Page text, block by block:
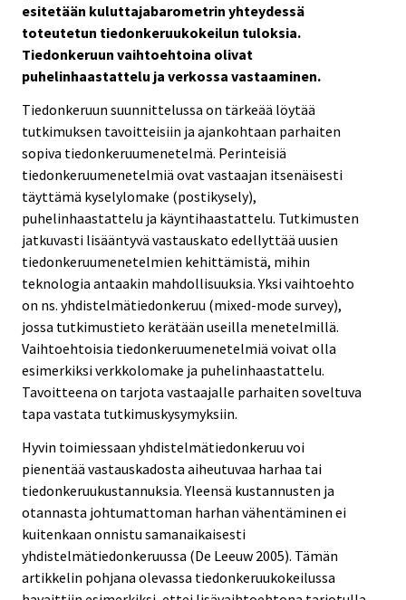
esitetään kuluttajabarometrin yhteydessä
toteutetun tiedonkeruukokeilun tuloksia.
Tiedonkeruun vaihtoehtoina olivat
puhelinhaastattelu ja verkossa vastaaminen.
Tiedonkeruun suunnittelussa on tärkeää löytää
tutkimuksen tavoitteisiin ja ajankohtaan parhaiten
sopiva tiedonkeruumenetelmä. Perinteisiä
tiedonkeruumenetelmiä ovat vastaajan itsenäisesti
täyttämä kyselylomake (postikysely),
puhelinhaastattelu ja käyntihaastattelu. Tutkimusten
jatkuvasti lisääntyvä vastauskato edellyttää uusien
tiedonkeruumenetelmien kehittämistä, mihin
teknologia antaakin mahdollisuuksia. Yksi vaihtoehto
on ns. yhdistelmätiedonkeruu (mixed-mode survey),
jossa tutkimustieto kerätään useilla menetelmillä.
Vaihtoehtoisia tiedonkeruumenetelmiä voivat olla
esimerkiksi verkkolomake ja puhelinhaastattelu.
Tavoitteena on tarjota vastaajalle parhaiten soveltuva
tapa vastata tutkimuskysymyksiin.
Hyvin toimiessaan yhdistelmätiedonkeruu voi
pienentää vastauskadosta aiheutuvaa harhaa tai
tiedonkeruukustannuksia. Yleensä kustannusten ja
otannasta johtumattoman harhan vähentäminen ei
kuitenkaan onnistu samanaikaisesti
yhdistelmätiedonkeruussa (De Leeuw 2005). Tämän
artikkelin pohjana olevassa tiedonkeruukokeilussa